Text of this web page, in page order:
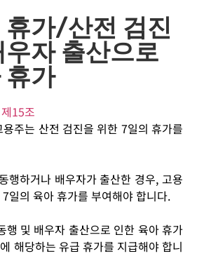
휴가/산전 검진
자 출산으로
휴가
15조
주는 산전 검진을 위한 7일의 휴가를
행하거나 배우자가 출산한 경우, 고용
일의 육아 휴가를 부여해야 합니다.
행 및 배우자 출산으로 인한 육아 휴가
해당하는 유급 휴가를 지급해야 합니